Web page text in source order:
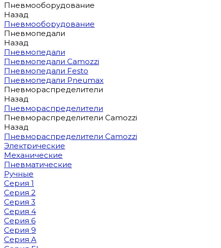
Пневмооборудование
Назад
Пневмооборудование
Пневмопедали
Назад
Пневмопедали
Пневмопедали Camozzi
Пневмопедали Festo
Пневмопедали Pneumax
Пневмораспределители
Назад
Пневмораспределители
Пневмораспределители Camozzi
Назад
Пневмораспределители Camozzi
Электрические
Механические
Пневматические
Ручные
Серия 1
Серия 2
Серия 3
Серия 4
Серия 6
Серия 9
Серия A